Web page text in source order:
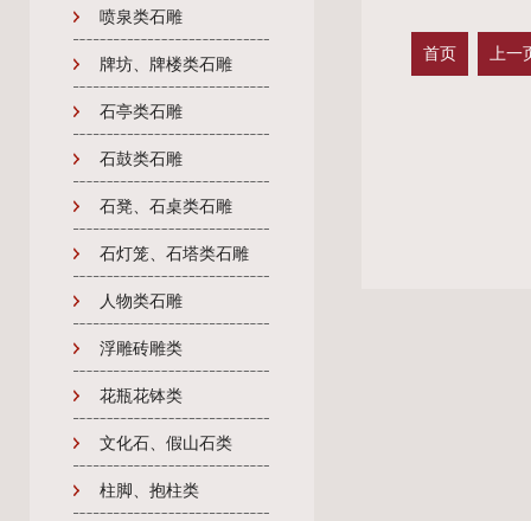
喷泉类石雕
牌坊、牌楼类石雕
石亭类石雕
石鼓类石雕
石凳、石桌类石雕
石灯笼、石塔类石雕
人物类石雕
浮雕砖雕类
花瓶花钵类
文化石、假山石类
柱脚、抱柱类
首页 上一